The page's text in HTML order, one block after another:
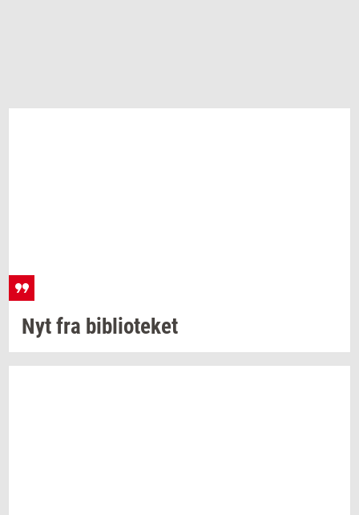
Nyt fra bi­bli­o­te­ket